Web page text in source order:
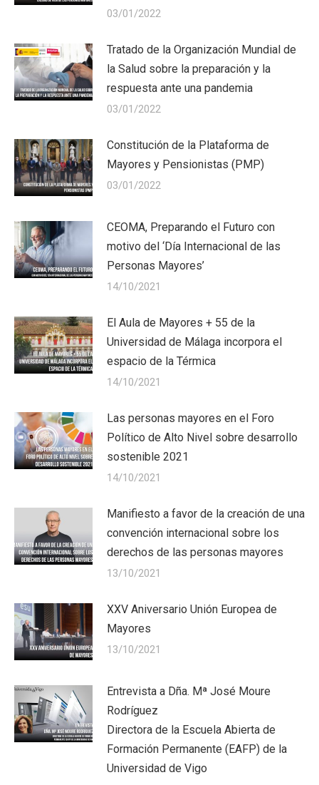
03/01/2022
Tratado de la Organización Mundial de
la Salud sobre la preparación y la
respuesta ante una pandemia
03/01/2022
Constitución de la Plataforma de
Mayores y Pensionistas (PMP)
03/01/2022
CEOMA, Preparando el Futuro con
motivo del ‘Día Internacional de las
Personas Mayores’
14/10/2021
El Aula de Mayores + 55 de la
Universidad de Málaga incorpora el
espacio de la Térmica
14/10/2021
Las personas mayores en el Foro
Político de Alto Nivel sobre desarrollo
sostenible 2021
14/10/2021
Manifiesto a favor de la creación de una
convención internacional sobre los
derechos de las personas mayores
13/10/2021
XXV Aniversario Unión Europea de
Mayores
13/10/2021
Entrevista a Dña. Mª José Moure
Rodríguez
Directora de la Escuela Abierta de
Formación Permanente (EAFP) de la
Universidad de Vigo